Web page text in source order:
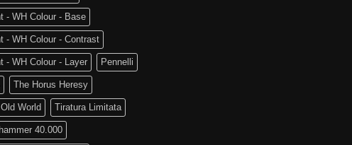
- WH Colour - Base
- WH Colour - Contrast
- WH Colour - Layer Pennelli
The Horus Heresy
World Tiratura Limitata
40.000